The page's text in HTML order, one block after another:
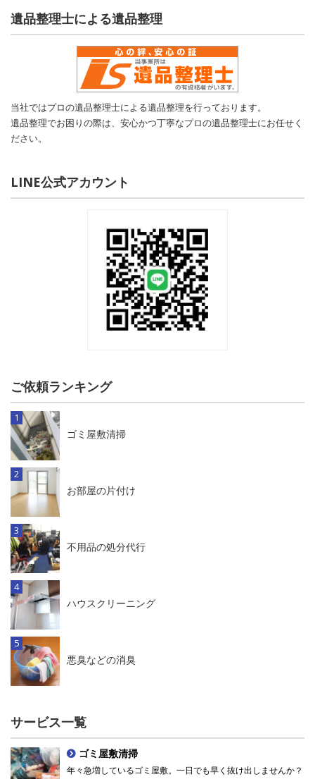
遺品整理士による遺品整理
当社ではプロの遺品整理士による遺品整理を行っております。
遺品整理でお困りの際は、安心かつ丁寧なプロの遺品整理士にお任せく
ださい。
LINE公式アカウント
ご依頼ランキング
ゴミ屋敷清掃
お部屋の片付け
不用品の処分代行
ハウスクリーニング
悪臭などの消臭
サービス一覧
ゴミ屋敷清掃
年々急増しているゴミ屋敷。一日でも早く抜け出しませんか？